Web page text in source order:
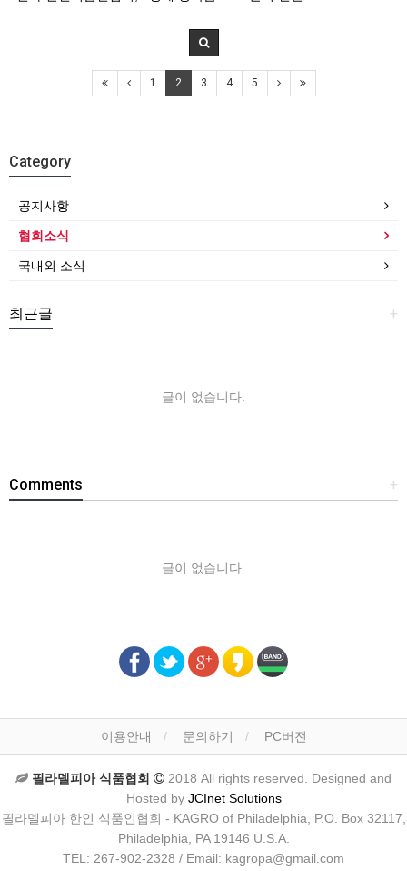
1 2 3 4 5
Category
공지사항
협회소식
국내외 소식
+
최근글
글이 없습니다.
+
Comments
글이 없습니다.
이용안내 문의하기 PC버전
필라델피아 식품협회
2018 All rights reserved. Designed and
Hosted by JCInet Solutions
필라델피아 한인 식품인협회 - KAGRO of Philadelphia, P.O. Box 32117,
Philadelphia, PA 19146 U.S.A.
TEL: 267-902-2328 / Email: kagropa@gmail.com